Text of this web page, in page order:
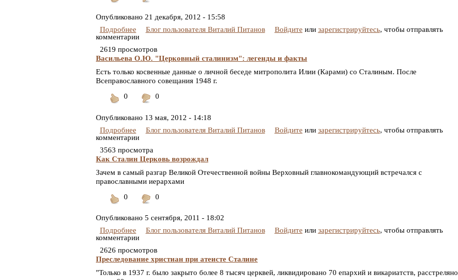
понравилось
Опубликовано 21 декабря, 2012 - 15:58
Подробнее
Блог пользователя Виталий Питанов Войдите или зарегистрируйтесь, чтобы отправлять
комментарии
2619 просмотров
Васильева О.Ю. "Церковный сталинизм": легенды и факты
Есть только косвенные данные о личной беседе митрополита Илии (Карами) со Сталиным. После
Всеправославного совещания 1948 г.
0
понравилось
0
Опубликовано 13 мая, 2012 - 14:18
Подробнее
Блог пользователя Виталий Питанов Войдите или зарегистрируйтесь, чтобы отправлять
комментарии
3563 просмотра
Как Сталин Церковь возрождал
Зачем в самый разгар Великой Отечественной войны Верховный главнокомандующий встречался с
православными иерархами
0
понравилось
0
Опубликовано 5 сентября, 2011 - 18:02
Подробнее
Блог пользователя Виталий Питанов Войдите или зарегистрируйтесь, чтобы отправлять
комментарии
2626 просмотров
Преследование христиан при атеисте Сталине
"Только в 1937 г. было закрыто более 8 тысяч церквей, ликвидировано 70 епархий и викариатств, расстреляно